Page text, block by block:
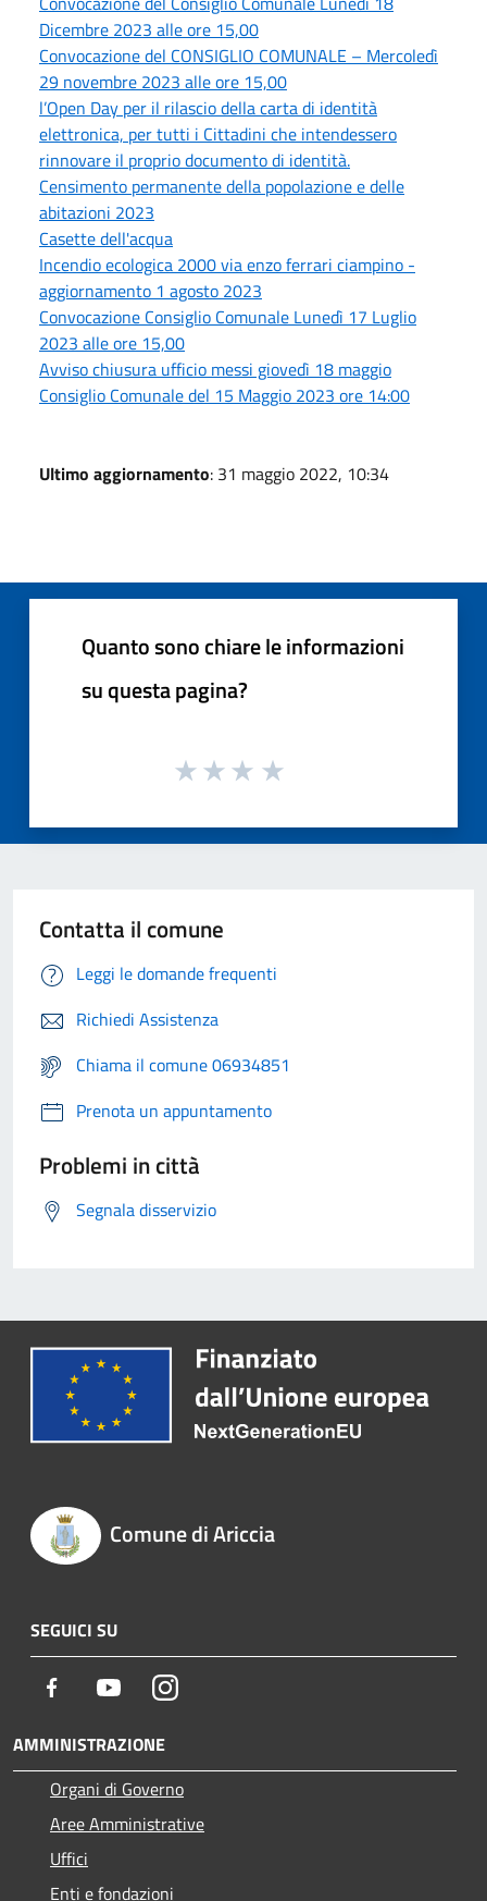
Dicembre 2023 alle ore 15,00
Convocazione del CONSIGLIO COMUNALE – Mercoledì
29 novembre 2023 alle ore 15,00
l’Open Day per il rilascio della carta di identità
elettronica, per tutti i Cittadini che intendessero
rinnovare il proprio documento di identità.
Censimento permanente della popolazione e delle
abitazioni 2023
Casette dell'acqua
Incendio ecologica 2000 via enzo ferrari ciampino -
aggiornamento 1 agosto 2023
Convocazione Consiglio Comunale Lunedì 17 Luglio
2023 alle ore 15,00
Avviso chiusura ufficio messi giovedì 18 maggio
Consiglio Comunale del 15 Maggio 2023 ore 14:00
Ultimo aggiornamento: 31 maggio 2022, 10:34
Quanto sono chiare le informazioni
su questa pagina?
Contatta il comune
Leggi le domande frequenti
Richiedi Assistenza
Chiama il comune 06934851
Prenota un appuntamento
Problemi in città
Segnala disservizio
Comune di Ariccia
SEGUICI SU
Facebook YoutubeInstagram
AMMINISTRAZIONE
Organi di Governo
Aree Amministrative
Uffici
Enti e fondazioni